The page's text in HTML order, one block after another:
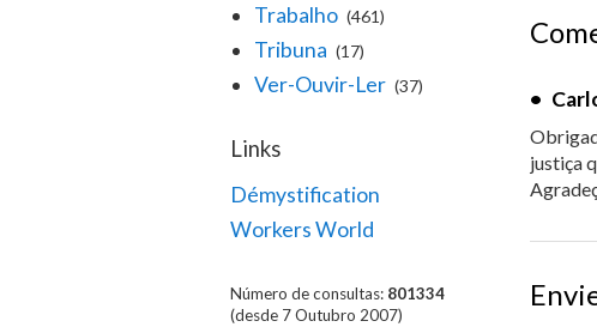
Trabalho (461)
Tribuna (17)
Ver-Ouvir-Ler (37)
Links
Démystification
Workers World
Número de consultas: 801334
(desde 7 Outubro 2007)
•
justiça